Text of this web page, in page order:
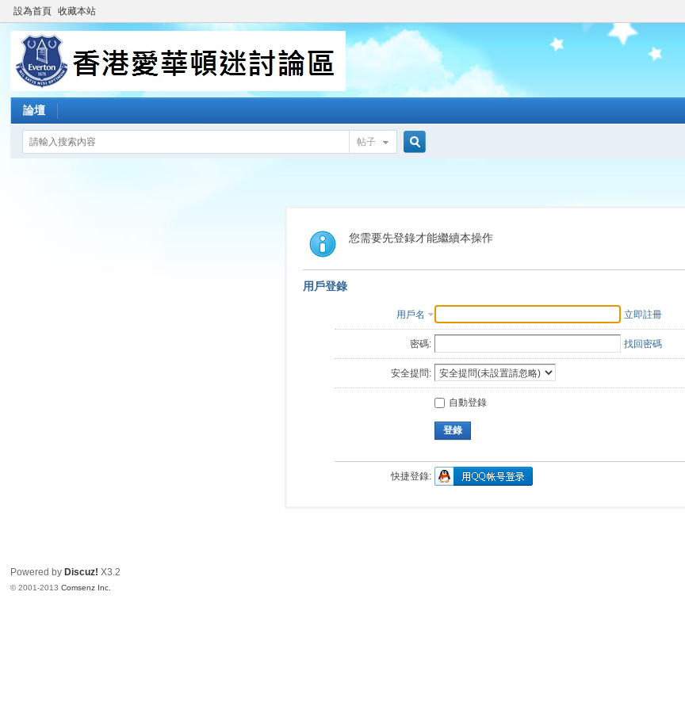
設為首頁 收藏本站
論壇
帖子
索
您需要先登錄才能繼續本操作
用戶登錄
用戶名 立即註冊
密碼: 找回密碼
安全提問:
自動登錄
登錄
快捷登錄:
Powered by Discuz! X3.2
© 2001-2013Comsenz Inc.